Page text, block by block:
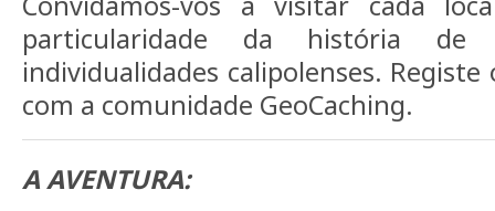
particularidade da história de
individualidades calipolenses.
com a comunidade GeoCaching.
A AVENTURA: